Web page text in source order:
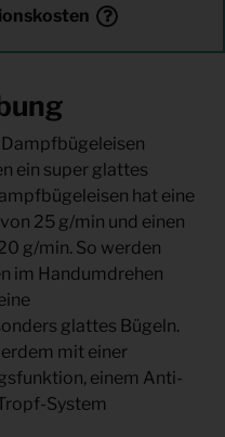
ein super glattes
hat eine
25 g/min und einen
g/min. So werden
im Handumdrehen
glattes Bügeln.
mit einer
einem Anti-
System